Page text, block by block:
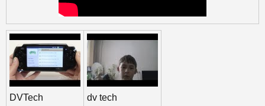
DVTech
dv tech